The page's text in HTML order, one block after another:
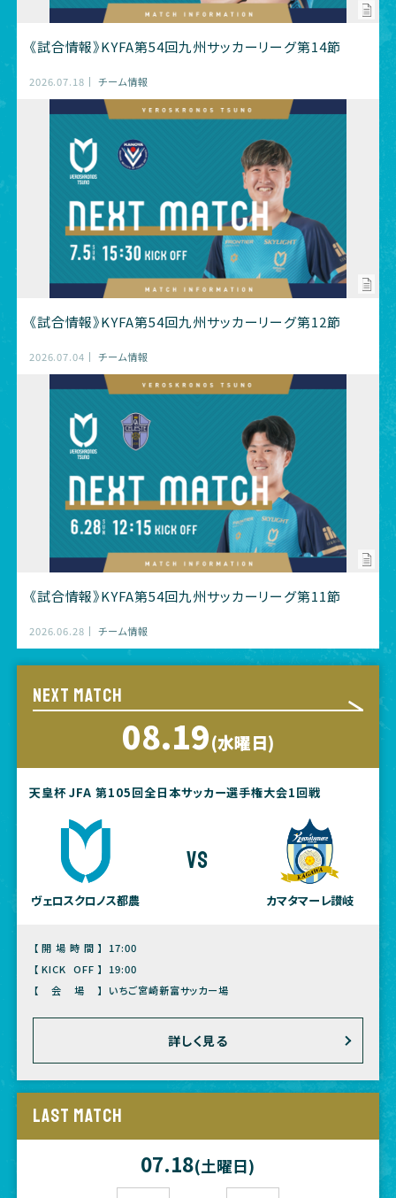
《試合情報》KYFA第54回九州サッカーリーグ第14節
2026.07.18 チーム情報
《試合情報》KYFA第54回九州サッカーリーグ第12節
2026.07.04 チーム情報
《試合情報》KYFA第54回九州サッカーリーグ第11節
2026.06.28 チーム情報
NEXT MATCH
08.19(水曜日)
天皇杯 JFA 第105回全日本サッカー選手権大会1回戦
ヴェロスクロノス都農
vs
カマタマーレ讃岐
【開場時間】
17:00
【KICK OFF】
19:00
【会場】
いちご宮崎新富サッカー場
詳しく見る
LAST MATCH
07.18(土曜日)